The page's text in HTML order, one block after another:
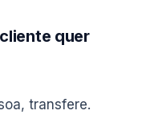
quer
transfere.